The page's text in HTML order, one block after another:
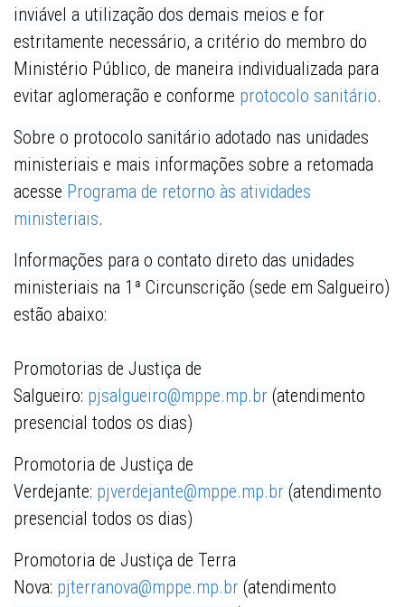
inviável a utilização dos demais meios e for
estritamente necessário, a critério do membro do
Ministério Público, de maneira individualizada para
evitar aglomeração e conforme protocolo sanitário.
Sobre o protocolo sanitário adotado nas unidades
ministeriais e mais informações sobre a retomada
acesse Programa de retorno às atividades
ministeriais.
Informações para o contato direto das unidades
ministeriais na 1ª Circunscrição (sede em Salgueiro)
estão abaixo:
Promotorias de Justiça de
Salgueiro: pjsalgueiro@mppe.mp.br (atendimento
presencial todos os dias)
Promotoria de Justiça de
Verdejante: pjverdejante@mppe.mp.br (atendimento
presencial todos os dias)
Promotoria de Justiça de Terra
Nova: pjterranova@mppe.mp.br (atendimento